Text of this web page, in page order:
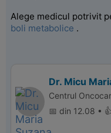
Alege medicul potrivit
boli metabolice .
Dr. Micu
Centrul
📅 din 12.08 •